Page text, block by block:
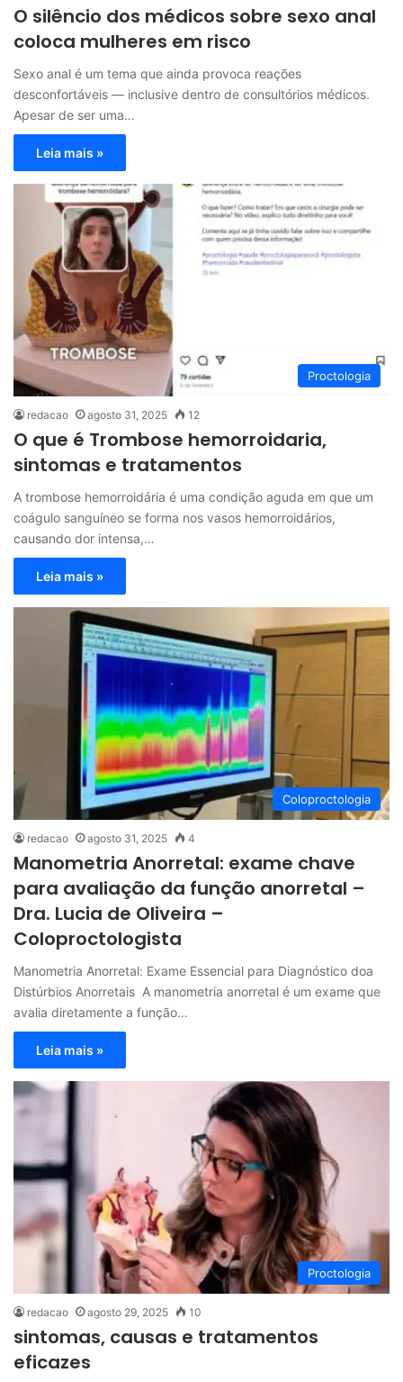
O silêncio dos médicos sobre sexo anal
coloca mulheres em risco
Sexo anal é um tema que ainda provoca reações
desconfortáveis — inclusive dentro de consultórios médicos.
Apesar de ser uma…
Leia mais »
Proctologia
redacao agosto 31, 2025 12
O que é Trombose hemorroidaria,
sintomas e tratamentos
A trombose hemorroidária é uma condição aguda em que um
coágulo sanguíneo se forma nos vasos hemorroidários,
causando dor intensa,…
Leia mais »
Coloproctologia
redacao agosto 31, 2025 4
Manometria Anorretal: exame chave
para avaliação da função anorretal –
Dra. Lucia de Oliveira –
Coloproctologista
Manometria Anorretal: Exame Essencial para Diagnóstico doa
Distúrbios Anorretais A manometria anorretal é um exame que
avalia diretamente a função…
Leia mais »
Proctologia
redacao agosto 29, 2025 10
sintomas, causas e tratamentos
eficazes